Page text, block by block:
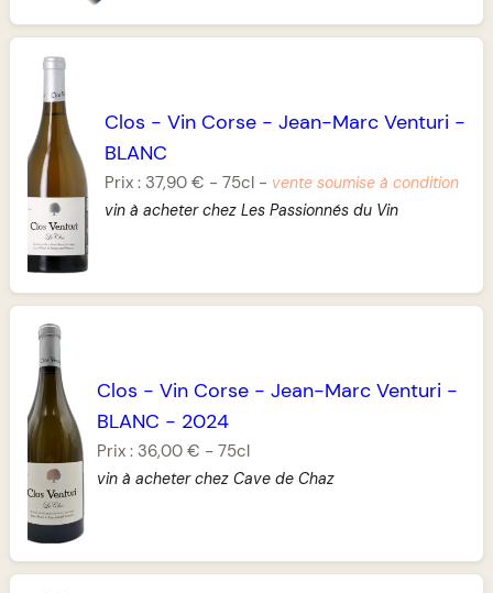
Clos - Vin Corse- Jean-Marc Venturi -
BLANC
Prix : 37,90 € - 75cl- vente soumise à condition
vin à acheter chez Les Passionnés du Vin
Clos - Vin Corse- Jean-Marc Venturi -
BLANC - 2024
Prix : 36,00 € - 75cl
vin à acheter chez Cave de Chaz